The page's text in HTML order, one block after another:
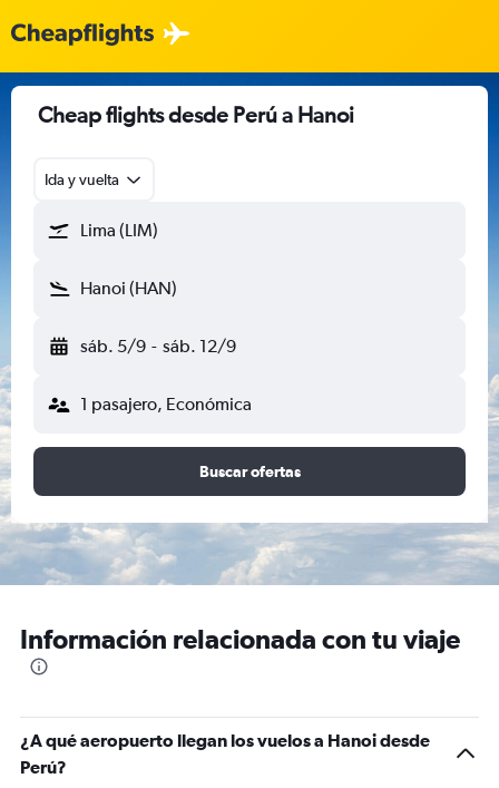
Cheap flights desde Perú a Hanoi
Ida y vuelta
Lima (LIM)
Hanoi (HAN)
sáb. 5/9 - sáb. 12/9
1 pasajero, Económica
Buscar ofertas
Información relacionada con tu viaje
¿A qué aeropuerto llegan los vuelos a Hanoi desde
Perú?